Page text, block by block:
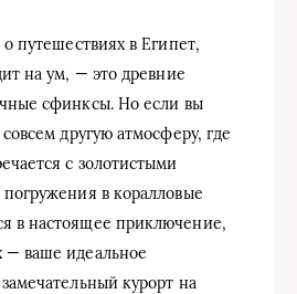
о путешествиях в Египет,
на ум, — это древние
сфинксы. Но если вы
другую атмосферу, где
с золотистыми
в коралловые
в настоящее приключение,
ваше идеальное
курорт на